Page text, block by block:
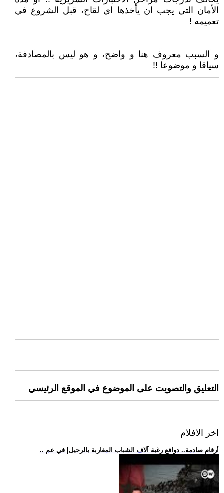
الأمان التي يجب ان يأخذها اي لقاح، قبل الشروع في
تعميمه !
و السبب معروف هنا و واضح، و هو ليس بالمصادفة،
سياقا و موضوعا !!
التعليق والتصويت على الموضوع في الموقع الرئيسي
اخر الافلام
.. أرقام صادمة.. دوافع رغبة آلاف الشباب المغاربة بالرحيل| في عم